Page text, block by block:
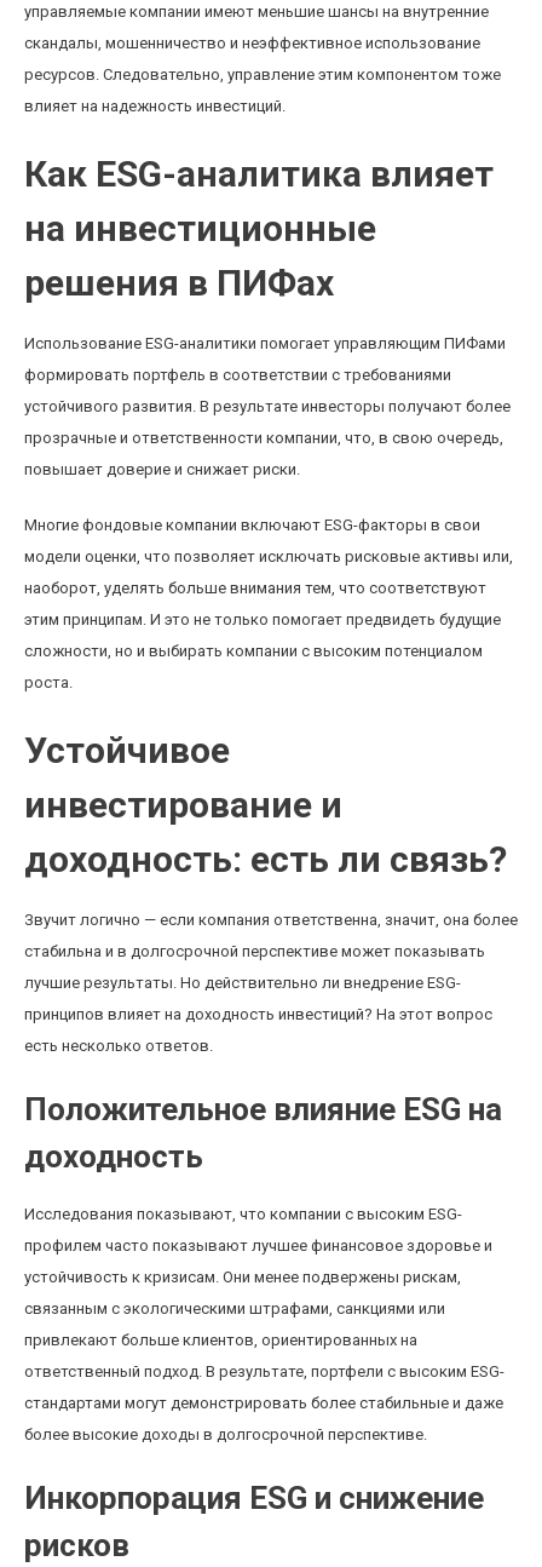
управляемые компании имеют меньшие шансы на внутренние
скандалы, мошенничество и неэффективное использование
ресурсов. Следовательно, управление этим компонентом тоже
влияет на надежность инвестиций.
Как ESG-аналитика влияет
на инвестиционные
решения в ПИФах
Использование ESG-аналитики помогает управляющим ПИФами
формировать портфель в соответствии с требованиями
устойчивого развития. В результате инвесторы получают более
прозрачные и ответственности компании, что, в свою очередь,
повышает доверие и снижает риски.
Многие фондовые компании включают ESG-факторы в свои
модели оценки, что позволяет исключать рисковые активы или,
наоборот, уделять больше внимания тем, что соответствуют
этим принципам. И это не только помогает предвидеть будущие
сложности, но и выбирать компании с высоким потенциалом
роста.
Устойчивое
инвестирование и
доходность: есть ли связь?
Звучит логично — если компания ответственна, значит, она более
стабильна и в долгосрочной перспективе может показывать
лучшие результаты. Но действительно ли внедрение ESG-
принципов влияет на доходность инвестиций? На этот вопрос
есть несколько ответов.
Положительное влияние ESG на
доходность
Исследования показывают, что компании с высоким ESG-
профилем часто показывают лучшее финансовое здоровье и
устойчивость к кризисам. Они менее подвержены рискам,
связанным с экологическими штрафами, санкциями или
привлекают больше клиентов, ориентированных на
ответственный подход. В результате, портфели с высоким ESG-
стандартами могут демонстрировать более стабильные и даже
более высокие доходы в долгосрочной перспективе.
Инкорпорация ESG и снижение
рисков